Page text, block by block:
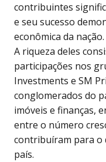
contribuintes
e seu sucesso
econômica da nação.
A riqueza deles
participações nos
Investments e SM
conglomerados do
imóveis e finanças,
entre o número
contribuíram para o
país.